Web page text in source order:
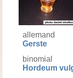
allemand
Gerste
binomial
Hordeum